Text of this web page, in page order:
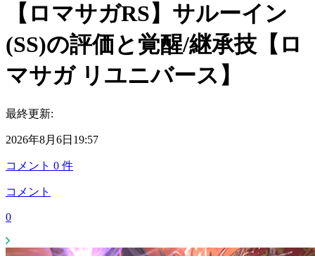
【ロマサガRS】サルーイン
(SS)の評価と覚醒/継承技【ロ
マサガ リユニバース】
最終更新:
2026年8月6日19:57
コメント 0 件
コメント
0